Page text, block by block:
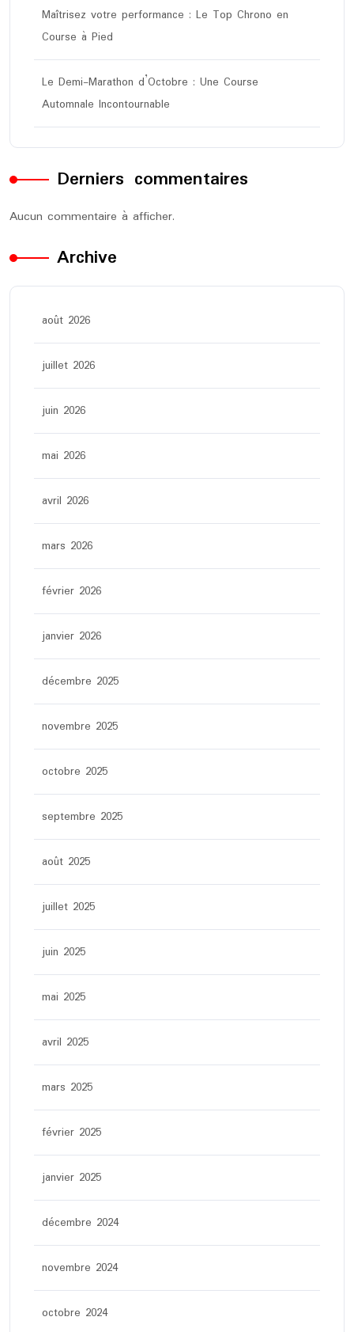
Maîtrisez votre performance : Le Top Chrono en
Course à Pied
Le Demi-Marathon d’Octobre : Une Course
Automnale Incontournable
Derniers commentaires
Aucun commentaire à afficher.
Archive
août 2026
juillet 2026
juin 2026
mai 2026
avril 2026
mars 2026
février 2026
janvier 2026
décembre 2025
novembre 2025
octobre 2025
septembre 2025
août 2025
juillet 2025
juin 2025
mai 2025
avril 2025
mars 2025
février 2025
janvier 2025
décembre 2024
novembre 2024
octobre 2024